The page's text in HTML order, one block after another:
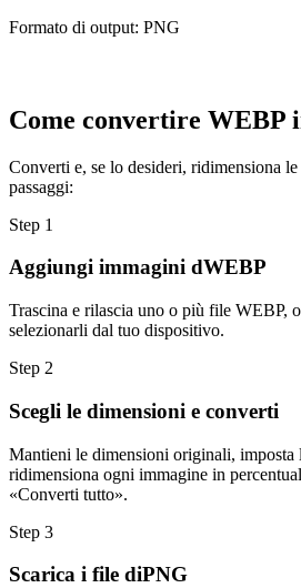
Formato di output: PNG
Come convertire WEBP
Converti e, se lo desideri, ridimensiona
passaggi:
Step 1
Aggiungi immagini dWEBP
Trascina e rilascia uno o più file WEBP,
selezionarli dal tuo dispositivo.
Step 2
Scegli le dimensioni e converti
Mantieni le dimensioni originali, imposta
ridimensiona ogni immagine in
«Converti tutto».
Step 3
Scarica i file diPNG